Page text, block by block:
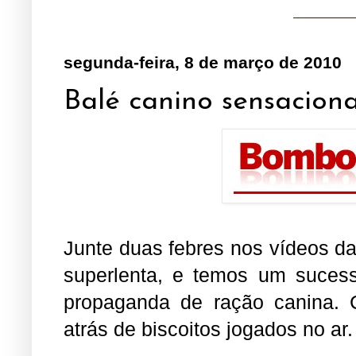
segunda-feira, 8 de março de 2010
Balé canino
Junte duas febres nos vídeos
superlenta, e temos um
propaganda de ração canina.
atrás de biscoitos jogados no